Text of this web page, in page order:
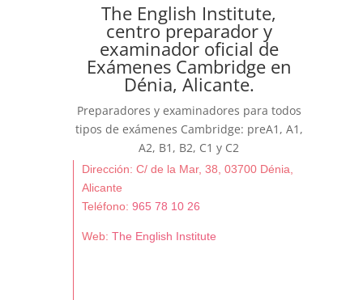
The English Institute,
centro preparador y
examinador oficial de
Exámenes Cambridge en
Dénia, Alicante.
Preparadores y examinadores para todos
tipos de exámenes Cambridge: preA1, A1,
A2, B1, B2, C1 y C2
Dirección: C/ de la Mar, 38, 03700 Dénia,
Alicante
Teléfono: 965 78 10 26
Web: The English Institute